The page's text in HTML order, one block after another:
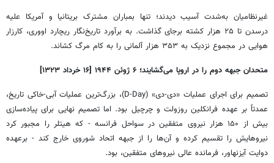
غیرنظامیان به‌شدت آسیب دیدند؛ تنها بمباران مشترک بریتانیا و آمریکا علیه
درسدن تا ۲۵ هزار کشته برجای گذاشت. به برآورد تاریخ‌نگار ریچارد اووری، کارزار
هوایی در مجموع نزدیک به ۳۵۳ هزار آلمانی را به کام مرگ کشاند.
متحدان جبهه دوم را در اروپا می‌گشایند؛ ۶ ژوئن ۱۹۴۴ [۱۶ خرداد ۱۳۲۳]
تصمیم برای اجرای عملیات «دی-دی» (D-Day)، بزرگ‌ترین عملیات آبی-خاکی تاریخ،
عمدتاً بر عهده فرانکلین روزولت و چرچیل بود. اما تصمیم نهایی برای پیاده‌سازی
بیش از ۱۵۰ هزار نیروی متفقین در سواحل فرانسه - که هیتلر را مجبور کرد
نیروهایش را تقسیم کرده و آن‌ها را از جبهه اتحاد شوروی خارج کند - برعهده
دوایت آیزنهاور، فرمانده عالی نیروهای متفقین، بود.